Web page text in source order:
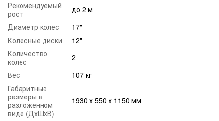
Рекомендуемый
рост
до 2 м
Диаметр колес
17"
Колесные диски
12"
Количество
колес
2
Вес
107 кг
Габаритные
размеры в
разложенном
виде (ДхШхВ)
1930 x 550 x 1150 мм